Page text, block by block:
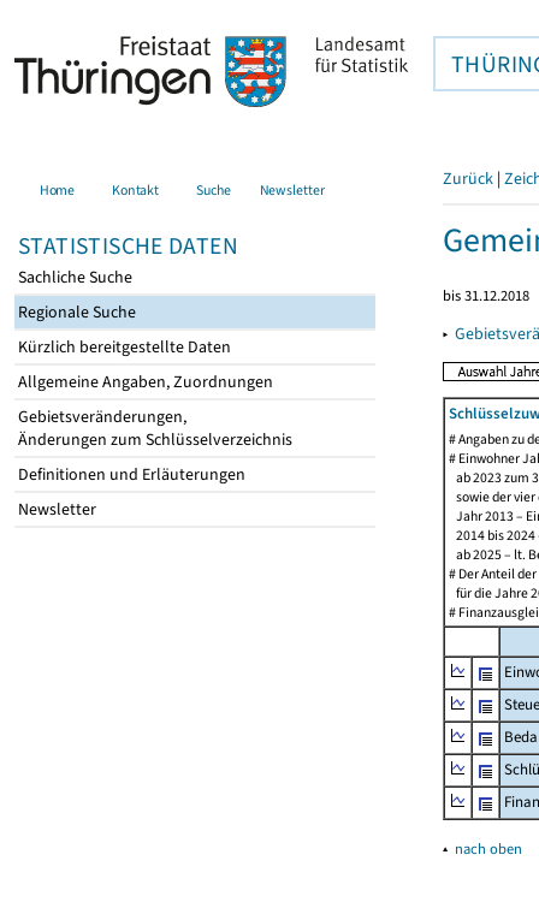
Home Kontakt Suche Newsletter
STATISTISCHE DATEN
Sachliche Suche
Regionale Suche
Kürzlich bereitgestellte Daten
Allgemeine Angaben, Zuordnungen
Gebietsveränderungen,
Änderungen zum Schlüsselverzeichnis
Definitionen und Erläuterungen
Newsletter
Zurück |
bis 31.12.2018
▸
# Angaben zu
# Einwohner
ab 2023 zum
sowie der vier
Jahr 2013 –
2014 bis
ab 2025 – lt.
# Der Anteil
für die Jahre
#
▴ nach oben